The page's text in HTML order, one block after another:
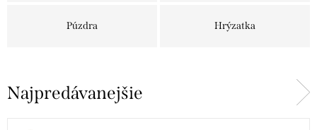
Púzdra Hrýzatka
Najpredávanejšie